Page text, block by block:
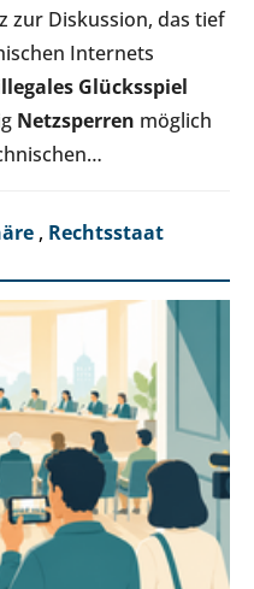
zur Diskussion, das tief
Internets
Glücksspiel
Netzsperren möglich
, Rechtsstaat